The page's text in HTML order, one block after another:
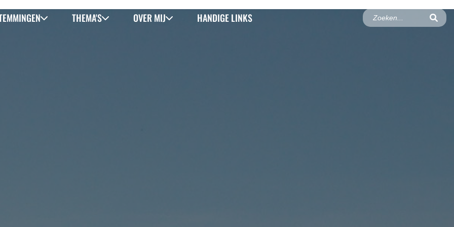
THEMA'S OVER MIJ HANDIGE LINKS